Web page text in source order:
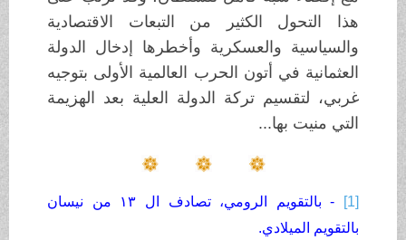
هذا التحول الكثير من التبعات الاقتصادية
والسياسية والعسكرية وأخطرها إدخال الدولة
العثمانية في أتون الحرب العالمية الأولى بتوجيه
غربي، لتقسيم تركة الدولة العلية بعد الهزيمة
التي منيت بها...
- بالتقويم الرومي، تصادف ال ١٣ من نيسان
بالتقويم الميلادي.